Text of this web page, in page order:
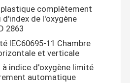
complètement
de l'oxygène
2863
IEC60695-11 Chambre
et verticale
à indice d'oxygène limité
automatique